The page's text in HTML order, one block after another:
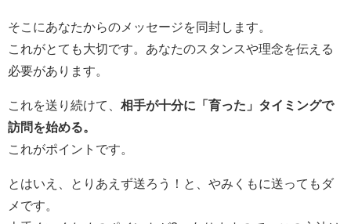
そこにあなたからのメッセージを同封します。
これがとても大切です。あなたのスタンスや理念を伝える
必要があります。
これを送り続けて、 相手が十分に「育った」タイミングで
訪問を始める。
これがポイントです。
とはいえ、とりあえず送ろう！と、やみくもに送ってもダ
メです。